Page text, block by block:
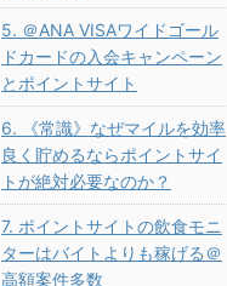
5. ＠ANA VISAワイドゴール
ドカードの入会キャンペーン
とポイントサイト
6. 《常識》なぜマイルを効率
良く貯めるならポイントサイ
トが絶対必要なのか？
7. ポイントサイトの飲食モニ
ターはバイトよりも稼げる＠
高額案件多数